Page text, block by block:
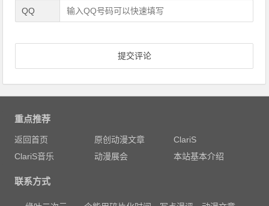
QQ
重点推荐
返回首页 原创动漫文章
ClariS
ClariS音乐
动漫展会 本站基本介绍
联系方式